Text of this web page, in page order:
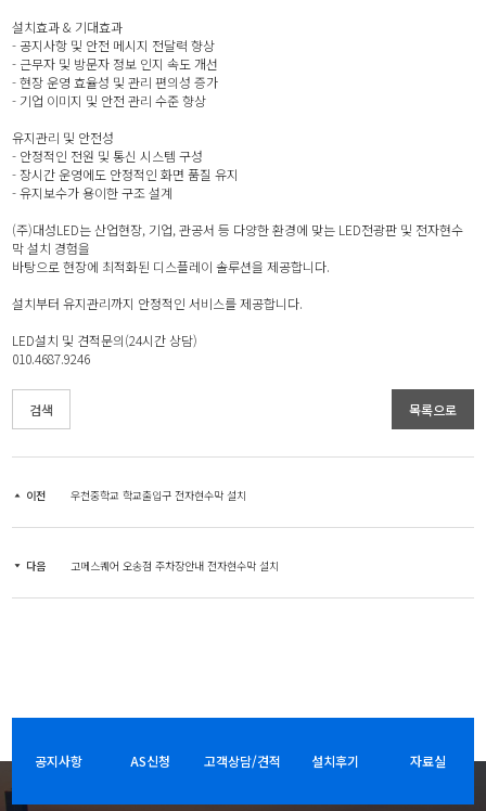
설치효과 & 기대효과
- 공지사항 및 안전 메시지 전달력 향상
- 근무자 및 방문자 정보 인지 속도 개선
- 현장 운영 효율성 및 관리 편의성 증가
- 기업 이미지 및 안전 관리 수준 향상
유지관리 및 안전성
- 안정적인 전원 및 통신 시스템 구성
- 장시간 운영에도 안정적인 화면 품질 유지
- 유지보수가 용이한 구조 설계
(주)대성LED는 산업현장, 기업, 관공서 등 다양한 환경에 맞는 LED전광판 및 전자현수
막 설치 경험을
바탕으로 현장에 최적화된 디스플레이 솔루션을 제공합니다.
설치부터 유지관리까지 안정적인 서비스를 제공합니다.
LED설치 및 견적문의(24시간 상담)
010.4687.9246
검색 목록으로
이전 우천중학교 학교출입구 전자현수막 설치
다음 고메스퀘어 오송점 주차장안내 전자현수막 설치
공지사항 AS신청 고객상담/견적 설치후기 자료실